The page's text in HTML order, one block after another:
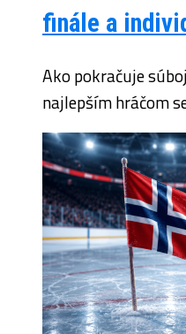
finále a
Ako pokračuje
najlepším hráčom